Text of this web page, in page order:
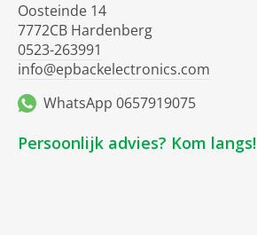
Oosteinde 14
7772CB Hardenberg
0523-263991
info@epbackelectronics.com
WhatsApp 0657919075
Persoonlijk advies? Kom langs!